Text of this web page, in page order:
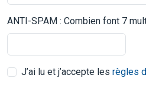
ANTI-SPAM : Combien font 7
J’ai lu et j’accepte les règles